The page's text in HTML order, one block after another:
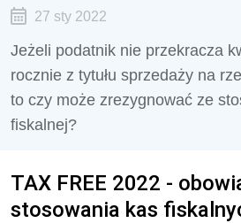
27 sty 2022
Jeżeli podatnik nie przekracza
rocznie z tytułu sprzedaży na
to czy może zrezygnować ze
fiskalnej?
TAX FREE 2022 -
stosowania kas